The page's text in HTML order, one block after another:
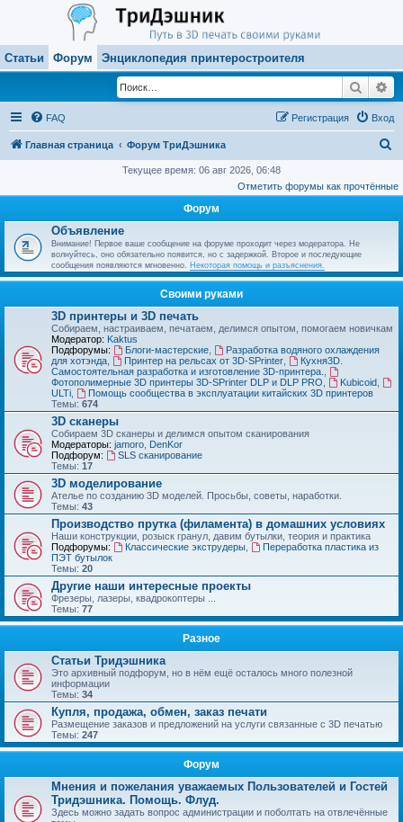
Статьи Форум Энциклопедия принтеростроителя
Поиск
FAQ Вход
Регистрация
Главная страница Форум ТриДэшника
и
Текущее время: 06 авг 2026, 06:48
Отметить форумы как прочтённые
Форум
Объявление
Внимание! Первое ваше сообщение на форуме проходит через модератора. Не
волнуйтесь, оно обязательно появится, но с задержкой. Второе и последующие
сообщения появляются мгновенно. Некоторая помощь и разъяснения.
Своими руками
3D принтеры и 3D печать
Собираем, настраиваем, печатаем, делимся опытом, помогаем новичкам
Модератор: Kaktus
Подфорумы:
Блоги-мастерские,
Разработка водяного охлаждения
для хотэнда
Принтер на рельсах от 3D-SPrinter,
Кухня3D.
Самостоятельная разработка и изготовление 3D-принтера.
Фотополимерные 3D принтеры 3D-SPrinter DLP и DLP PRO
Kubicoid,
ULTi
Помощь сообщества в эксплуатации китайских 3D принтеров
Темы: 674
3D сканеры
Собираем 3D сканеры и делимся опытом сканирования
Модераторы: jamoro DenKor
Подфорум:
SLS сканирование
Темы: 17
3D моделирование
Ателье по созданию 3D моделей. Просьбы, советы, наработки.
Темы: 43
Производство прутка (филамента) в домашних условиях
Наши конструкции, розыск гранул, давим бутылки, теория и практика
Подфорумы:
Классические экструдеры,
Переработка пластика из
ПЭТ бутылок
Темы: 20
Другие наши интересные проекты
Фрезеры, лазеры, квадрокоптеры ...
Темы: 77
Разное
Статьи Тридэшника
Это архивный подфорум, но в нём ещё осталось много полезной
информации
Темы: 34
Купля, продажа, обмен, заказ печати
Размещение заказов и предложений на услуги связанные с 3D печатью
Темы: 247
Форум
Мнения и пожелания уважаемых Пользователей и Гостей
Тридэшника. Помощь. Флуд.
Здесь можно задать вопрос администрации и поболтать на отвлечённые